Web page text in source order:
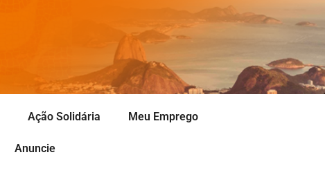
Ação Solidária Meu Emprego
Anuncie